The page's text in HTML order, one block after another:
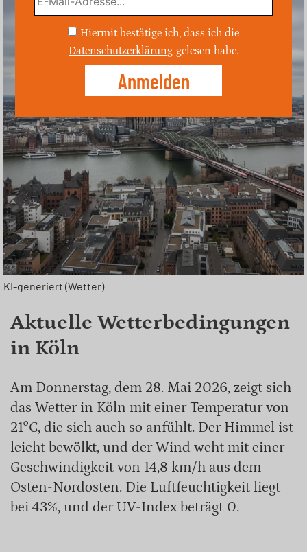
KI-generiert (Wetter)
Aktuelle Wetterbedingungen
in Köln
Am Donnerstag, dem 28. Mai 2026, zeigt sich
das Wetter in Köln mit einer Temperatur von
21°C, die sich auch so anfühlt. Der Himmel ist
leicht bewölkt, und der Wind weht mit einer
Geschwindigkeit von 14,8 km/h aus dem
Osten-Nordosten. Die Luftfeuchtigkeit liegt
bei 43%, und der UV-Index beträgt 0.
Hiermit bestätige ich, dass ich die
Datenschutzerklärung gelesen habe.